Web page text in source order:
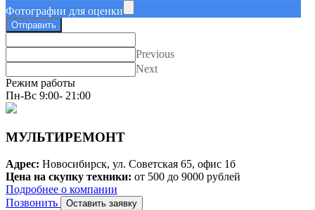
Фотографии для оценки
Отправить
Previous
Next
Режим работы
Пн-Вс 9:00- 21:00
МУЛЬТИРЕМОНТ
Адрес: Новосибирск, ул. Советская 65, офис 1б
Цена на скупку техники: от 500 до 9000 рублей
Подробнее о компании
Позвонить
Оставить заявку